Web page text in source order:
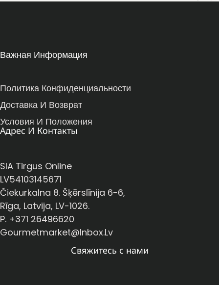
Важная Информация
Политика Конфиденциальности
Доставка И Возврат
Условия И Положения
Адрес И Контакты
SIA Tirgus Online
LV54103145671
Čiekurkalna 8. Šķērslīnija 6-6,
Rīga, Latvija, LV-1026.
P. +371 26496620
Gourmetmarket@inbox.lv
Свяжитесь с нами